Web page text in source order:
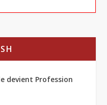
devient Profession